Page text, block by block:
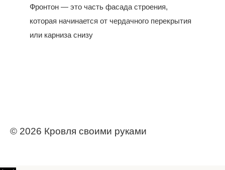
Фронтон — это часть фасада строения,
которая начинается от чердачного перекрытия
или карниза снизу
© 2026 Кровля своими руками